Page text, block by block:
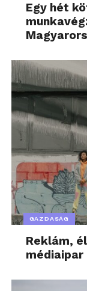
Egy hét
GAZDASÁG
Reklám,